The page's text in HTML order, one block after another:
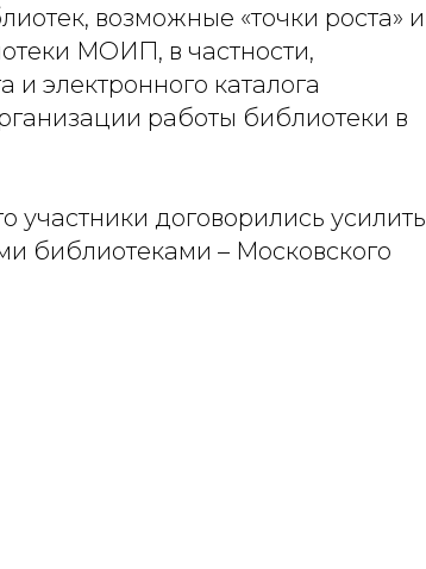
возможные «точки роста» и
МОИП, в частности,
электронного каталога
работы библиотеки в
участники договорились усилить
библиотеками – Московского